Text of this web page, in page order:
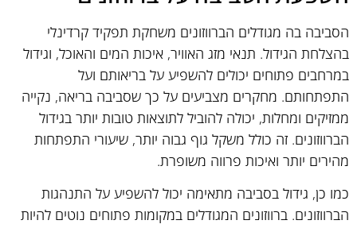
הסביבה בה מגודלים הברווזונים משחקת תפקיד קרדינלי
בהצלחת הגידול. תנאי מזג האוויר, איכות המים והאוכל, וגידול
במרחבים פתוחים יכולים להשפיע על בריאותם ועל
התפתחותם. מחקרים מצביעים על כך שסביבה בריאה, נקייה
ממזיקים ומחלות, יכולה להוביל לתוצאות טובות יותר בגידול
הברווזונים. זה כולל משקל גוף גבוה יותר, שיעורי התפתחות
מהירים יותר ואיכות פרווה משופרת.
כמו כן, גידול בסביבה מתאימה יכול להשפיע על התנהגות
הברווזונים. ברווזונים המגודלים במקומות פתוחים נוטים להיות